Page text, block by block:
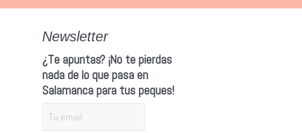
Newsletter
¿Te apuntas? ¡No te pierdas
nada de lo que pasa en
Salamanca para tus peques!